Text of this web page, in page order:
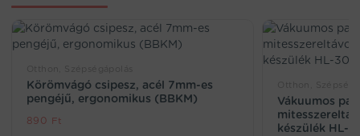
Körömvágó csipesz, acél 7mm-es
pengéjű, ergonomikus (BBKM)
890 Ft
Vákuumos
készülék HL-